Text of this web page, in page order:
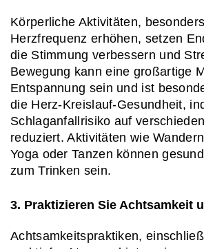
Körperliche Aktivitäten,
Herzfrequenz erhöhen, setzen
die Stimmung verbessern und
Bewegung kann eine großartige
Entspannung sein und ist
die Herz-Kreislauf-Gesundheit,
Schlaganfallrisiko auf
reduziert. Aktivitäten wie
Yoga oder Tanzen können
zum Trinken sein.
3. Praktizieren Sie Achtsamkeit
Achtsamkeitspraktiken,